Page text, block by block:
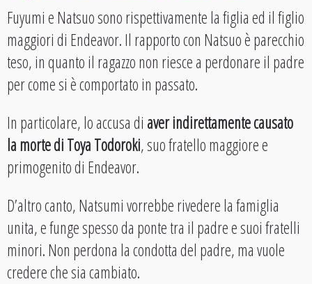
Fuyumi e Natsuo sono rispettivamente la figlia ed il figlio
maggiori di Endeavor. Il rapporto con Natsuo è parecchio
teso, in quanto il ragazzo non riesce a perdonare il padre
per come si è comportato in passato.
In particolare, lo accusa diaver indirettamente causato
la morte di Toya Todoroki, suo fratello maggiore e
primogenito di Endeavor.
D’altro canto, Natsumi vorrebbe rivedere la famiglia
unita, e funge spesso da ponte tra il padre e suoi fratelli
minori. Non perdona la condotta del padre, ma vuole
credere che sia cambiato.